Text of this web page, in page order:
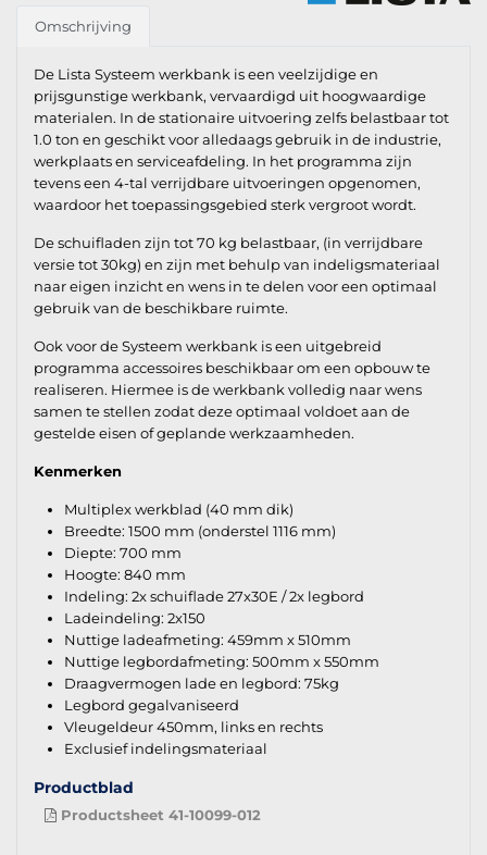
Omschrijving
De Lista Systeem werkbank is een veelzijdige en
prijsgunstige werkbank, vervaardigd uit hoogwaardige
materialen. In de stationaire uitvoering zelfs belastbaar tot
1.0 ton en geschikt voor alledaags gebruik in de industrie,
werkplaats en serviceafdeling. In het programma zijn
tevens een 4-tal verrijdbare uitvoeringen opgenomen,
waardoor het toepassingsgebied sterk vergroot wordt.
De schuifladen zijn tot 70 kg belastbaar, (in verrijdbare
versie tot 30kg) en zijn met behulp van indeligsmateriaal
naar eigen inzicht en wens in te delen voor een optimaal
gebruik van de beschikbare ruimte.
Ook voor de Systeem werkbank is een uitgebreid
programma accessoires beschikbaar om een opbouw te
realiseren. Hiermee is de werkbank volledig naar wens
samen te stellen zodat deze optimaal voldoet aan de
gestelde eisen of geplande werkzaamheden.
Kenmerken
Multiplex werkblad (40 mm dik)
Breedte: 1500 mm (onderstel 1116 mm)
Diepte: 700 mm
Hoogte: 840 mm
Indeling: 2x schuiflade 27x30E / 2x legbord
Ladeindeling: 2x150
Nuttige ladeafmeting: 459mm x 510mm
Nuttige legbordafmeting: 500mm x 550mm
Draagvermogen lade en legbord: 75kg
Legbord gegalvaniseerd
Vleugeldeur 450mm, links en rechts
Exclusief indelingsmateriaal
Productblad
Productsheet 41-10099-012